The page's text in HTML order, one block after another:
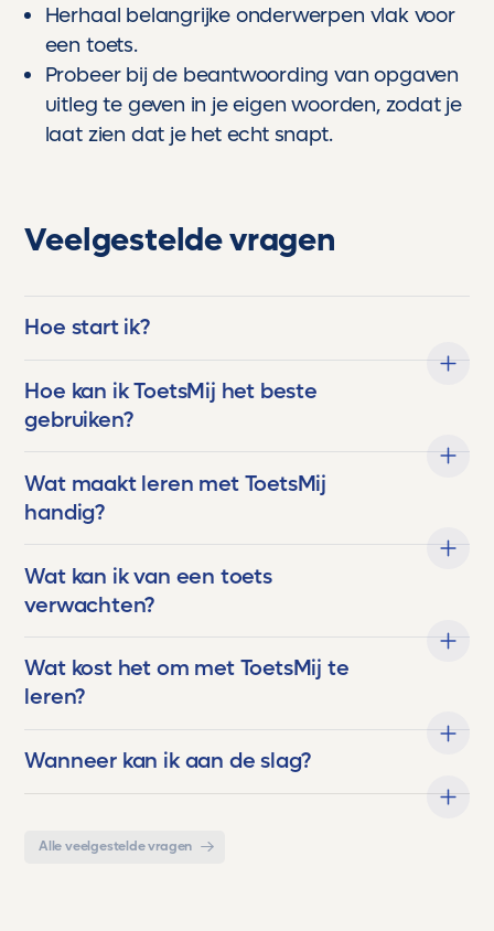
Herhaal belangrijke onderwerpen vlak voor
een toets.
Probeer bij de beantwoording van opgaven
uitleg te geven in je eigen woorden, zodat je
laat zien dat je het echt snapt.
Veelgestelde vragen
Hoe start ik?
Hoe kan ik ToetsMij het beste
gebruiken?
Wat maakt leren met ToetsMij
handig?
Wat kan ik van een toets
verwachten?
Wat kost het om met ToetsMij te
leren?
Wanneer kan ik aan de slag?
Alle veelgestelde vragen